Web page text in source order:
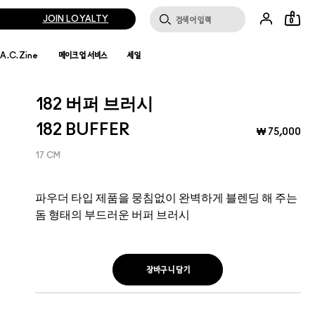
JOIN LOYALTY 0
메이크업 서비스 세일
182 버퍼 브러시
182 BUFFER
₩ 75,000
17 CM
파우더 타입 제품을 뭉침없이 완벽하게 블렌딩 해 주는
돔 형태의 부드러운 버퍼 브러시
장바구니 담기